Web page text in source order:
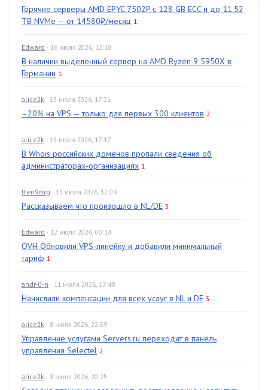
Горячие серверы AMD EPYC 7502P с 128 GB ECC и до 11.52
TB NVMe — от 14580₽/месяц 1
Edward · 16 июля 2026, 12:18
В наличии выделенный сервер на AMD Ryzen 9 5950X в
Германии 1
alice2k · 15 июля 2026, 17:21
–20% на VPS — только для первых 300 клиентов 2
alice2k · 15 июля 2026, 17:17
В Whois российских доменов пропали сведения об
администраторах-организациях 1
tten9mrg · 13 июля 2026, 12:09
Рассказываем что произошло в NL/DE 3
Edward · 12 июля 2026, 00:14
OVH Обновили VPS-линейку и добавили минимальный
тариф 1
andr-0-n · 11 июля 2026, 17:48
Начислили компенсации для всех услуг в NL и DE 3
alice2k · 8 июля 2026, 22:59
Управление услугами Servers.ru переходит в панель
управления Selectel 2
alice2k · 8 июля 2026, 20:25